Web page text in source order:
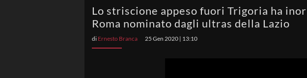
Lo striscione appeso fuori Trigoria ha
Roma nominato dagli ultras della Lazio
di Ernesto Branca 25 Gen 2020 | 13:10